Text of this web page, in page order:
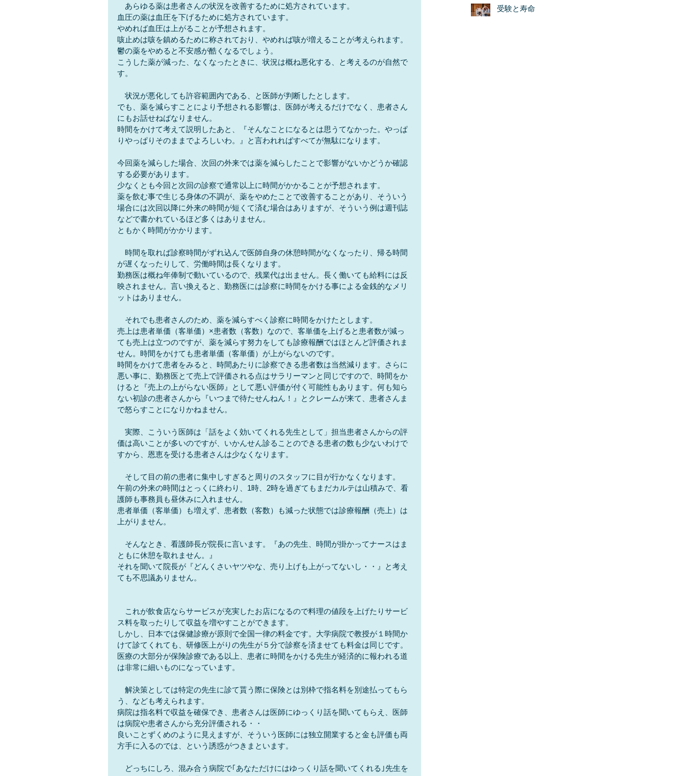
あらゆる薬は患者さんの状況を改善するために処方されています。
血圧の薬は血圧を下げるために処方されています。
やめれば血圧は上がることが予想されます。
咳止めは咳を鎮めるために称されており、やめれば咳が増えることが考えられます。
鬱の薬をやめると不安感が酷くなるでしょう。
こうした薬が減った、なくなったときに、状況は概ね悪化する、と考えるのが自然で
す。
状況が悪化しても許容範囲内である、と医師が判断したとします。
でも、薬を減らすことにより予想される影響は、医師が考えるだけでなく、患者さん
にもお話せねばなりません。
時間をかけて考えて説明したあと、『そんなことになるとは思うてなかった。やっぱ
りやっぱりそのままでよろしいわ。』と言われればすべてが無駄になります。
今回薬を減らした場合、次回の外来では薬を減らしたことで影響がないかどうか確認
する必要があります。
少なくとも今回と次回の診察で通常以上に時間がかかることが予想されます。
薬を飲む事で生じる身体の不調が、薬をやめたことで改善することがあり、そういう
場合には次回以降に外来の時間が短くて済む場合はありますが、そういう例は週刊誌
などで書かれているほど多くはありません。
ともかく時間がかかります。
時間を取れば診察時間がずれ込んで医師自身の休憩時間がなくなったり、帰る時間
が遅くなったりして、労働時間は長くなります。
勤務医は概ね年俸制で動いているので、残業代は出ません。長く働いても給料には反
映されません。言い換えると、勤務医には診察に時間をかける事による金銭的なメリ
ットはありません。
それでも患者さんのため、薬を減らすべく診察に時間をかけたとします。
売上は患者単価（客単価）×患者数（客数）なので、客単価を上げると患者数が減っ
ても売上は立つのですが、薬を減らす努力をしても診療報酬ではほとんど評価されま
せん。時間をかけても患者単価（客単価）が上がらないのです。
時間をかけて患者をみると、時間あたりに診察できる患者数は当然減ります。さらに
悪い事に、勤務医とて売上で評価される点はサラリーマンと同じですので、時間をか
けると『売上の上がらない医師』として悪い評価が付く可能性もあります。何も知ら
ない初診の患者さんから『いつまで待たせんねん！』とクレームが来て、患者さんま
で怒らすことになりかねません。
実際、こういう医師は「話をよく効いてくれる先生として」担当患者さんからの評
価は高いことが多いのですが、いかんせん診ることのできる患者の数も少ないわけで
すから、恩恵を受ける患者さんは少なくなります。
そして目の前の患者に集中しすぎると周りのスタッフに目が行かなくなります。
午前の外来の時間はとっくに終わり、1時、2時を過ぎてもまだカルテは山積みで、看
護師も事務員も昼休みに入れません。
患者単価（客単価）も増えず、患者数（客数）も減った状態では診療報酬（売上）は
上がりません。
そんなとき、看護師長が院長に言います。『あの先生、時間が掛かってナースはま
ともに休憩を取れません。』
それを聞いて院長が『どんくさいヤツやな、売り上げも上がってないし・・』と考え
ても不思議ありません。
これが飲食店ならサービスが充実したお店になるので料理の値段を上げたりサービ
ス料を取ったりして収益を増やすことができます。
しかし、日本では保健診療が原則で全国一律の料金です。大学病院で教授が１時間か
けて診てくれても、研修医上がりの先生が５分で診察を済ませても料金は同じです。
医療の大部分が保険診療である以上、患者に時間をかける先生が経済的に報われる道
は非常に細いものになっています。
解決策としては特定の先生に診て貰う際に保険とは別枠で指名料を別途払ってもら
う、なども考えられます。
病院は指名料で収益を確保でき、患者さんは医師にゆっくり話を聞いてもらえ、医師
は病院や患者さんから充分評価される・・
良いことずくめのように見えますが、そういう医師には独立開業すると金も評価も両
方手に入るのでは、という誘惑がつきまといます。
どっちにしろ、混み合う病院で｢あなただけにはゆっくり話を聞いてくれる｣先生を
受験と寿命